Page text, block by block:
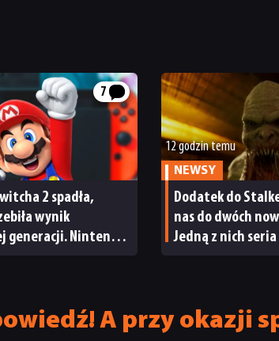
7
2 spadła,
wynik
generacji. Nintendo
12 godzin temu
NEWSY
Dodatek do
nas do dwóch
Jedną z nich
A przy okazji